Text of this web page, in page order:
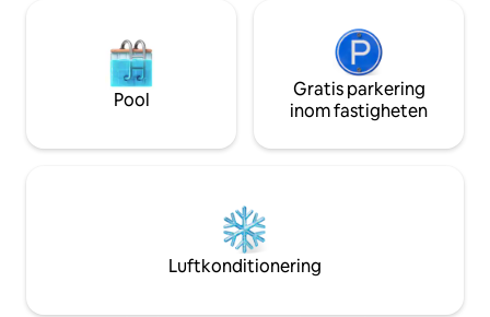
Pool
Gratis parkering
inom fastigheten
Luftkonditionering